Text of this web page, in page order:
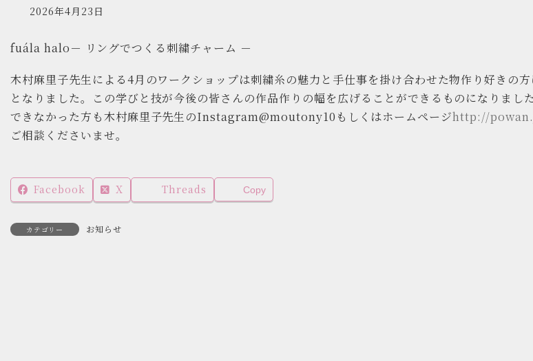
2026年4月23日
fuála halo－ リングでつくる刺繍チャーム －
木村麻里子先生による4月のワークショップは刺繍糸の魅力と手仕事を掛け合わせた物作り好きの
となりました。この学びと技が今後の皆さんの作品作りの幅を広げることができるものになりまし
できなかった方も木村麻里子先生のInstagram@moutony10もしくはホームページhttp://powan.
ご相談くださいませ。
Facebook X Threads Copy
カテゴリー お知らせ